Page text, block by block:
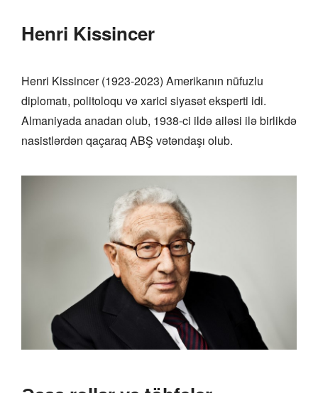
Henri Kissincer
Henri Kissincer (1923-2023) Amerikanın nüfuzlu
diplomatı, politoloqu və xarici siyasət eksperti idi.
Almaniyada anadan olub, 1938-ci ildə ailəsi ilə birlikdə
nasistlərdən qaçaraq ABŞ vətəndaşı olub.